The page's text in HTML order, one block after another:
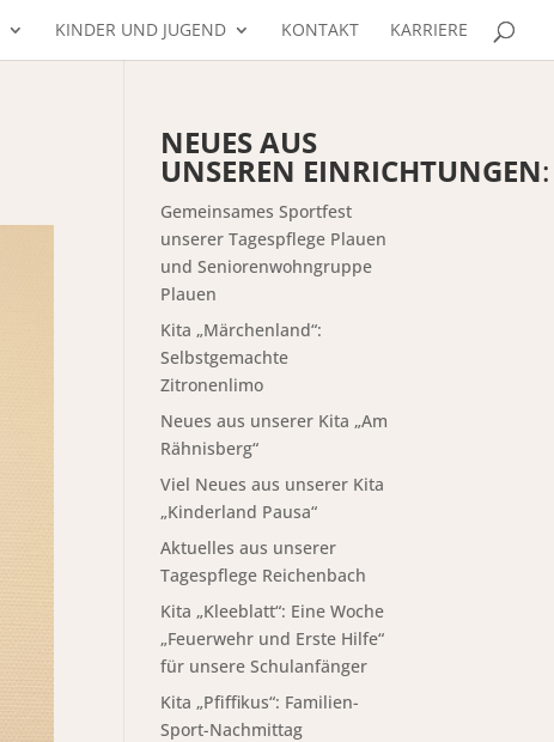
KINDER UND JUGEND KONTAKT KARRIERE
NEUES AUS
UNSEREN EINRICHTUNGEN:
Gemeinsames Sportfest
unserer Tagespflege Plauen
und Seniorenwohngruppe
Plauen
Kita „Märchenland“:
Selbstgemachte
Zitronenlimo
Neues aus unserer Kita „Am
Rähnisberg“
Viel Neues aus unserer Kita
„Kinderland Pausa“
Aktuelles aus unserer
Tagespflege Reichenbach
Kita „Kleeblatt“: Eine Woche
„Feuerwehr und Erste Hilfe“
für unsere Schulanfänger
Kita „Pfiffikus“: Familien-
Sport-Nachmittag